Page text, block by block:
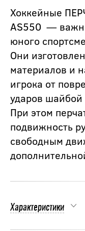
Хоккейные
AS550 —
юного
Они
материалов и
игрока от
ударов
При этом
подвижность
свободным
Характеристики